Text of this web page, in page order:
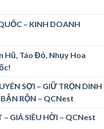
– KINH DOANH
Hũ, Táo Đỏ, Nhụy Hoa
SỢI – GIỮ TRỌN DINH
RỘN – QCNest
GIÁ SIÊU HỜI – QCNest